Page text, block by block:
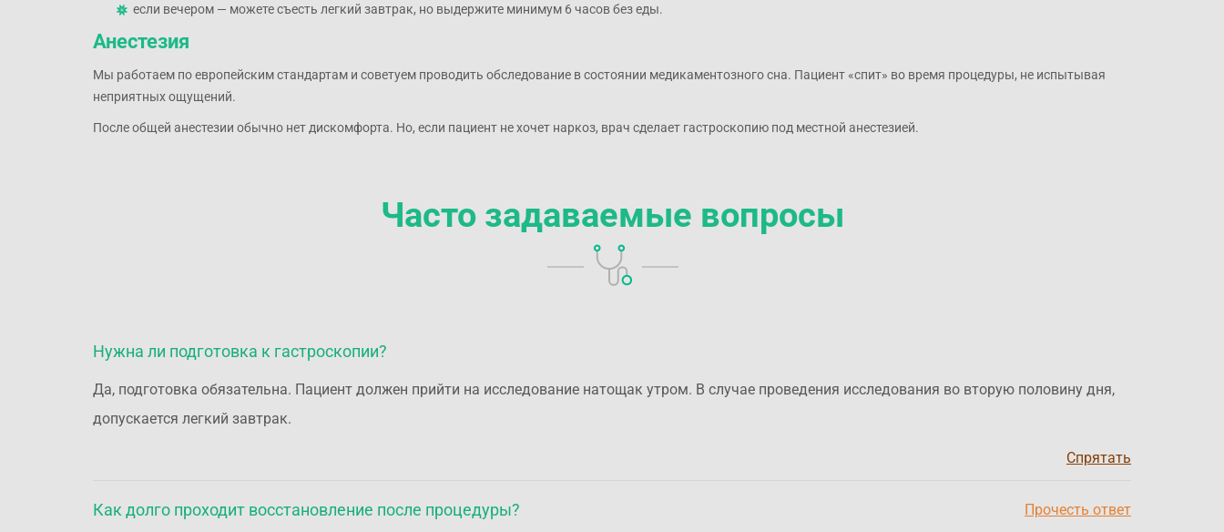
если вечером — можете съесть легкий завтрак, но выдержите минимум 6 часов без еды.
Анестезия
Мы работаем по европейским стандартам и советуем проводить обследование в состоянии медикаментозного сна. Пациент «спит» во время процедуры, не испытывая
неприятных ощущений.
После общей анестезии обычно нет дискомфорта. Но, если пациент не хочет наркоз, врач сделает гастроскопию под местной анестезией.
Часто задаваемые вопросы
Нужна ли подготовка к гастроскопии?
Да, подготовка обязательна. Пациент должен прийти на исследование натощак утром. В случае проведения исследования во вторую половину дня,
допускается легкий завтрак.
Спрятать
Как долго проходит восстановление после процедуры? Прочесть ответ